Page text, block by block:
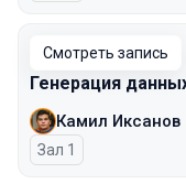
Смотреть запись
Генерация
Камил Иксанов
Зал 1